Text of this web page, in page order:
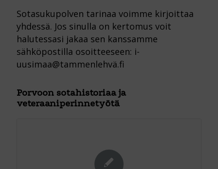
Sotasukupolven tarinaa voimme kirjoittaa
yhdessä. Jos sinulla on kertomus voit
halutessasi jakaa sen kanssamme
sähköpostilla osoitteeseen: i-
uusimaa@tammenlehvä.fi
Porvoon sotahistoriaa ja
veteraaniperinnetyötä